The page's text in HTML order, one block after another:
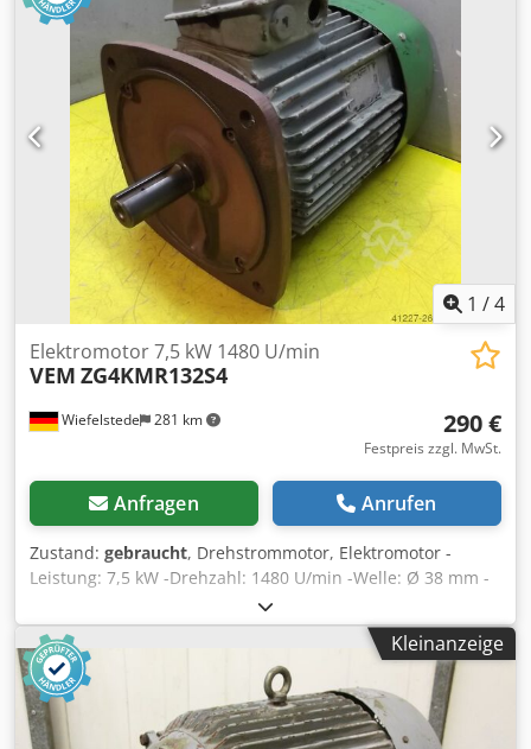
1 /4
Wiefelstede 281 km
Elektromotor 7,5 kW 1480 U/min
VEM ZG4KMR132S4
290 €
Festpreis zzgl. MwSt.
Anfragen Anrufen
Zustand: gebraucht, Drehstrommotor, Elektromotor -
Leistung: 7,5 kW -Drehzahl: 1480 U/min -Welle: Ø 38 mm -
Bauform: B5 -Schutzart: - -Abmessungen: 470/285/H350
mm -Gewicht: 69 kg Dkedpect Aamefx Akcor
Kleinanzeige